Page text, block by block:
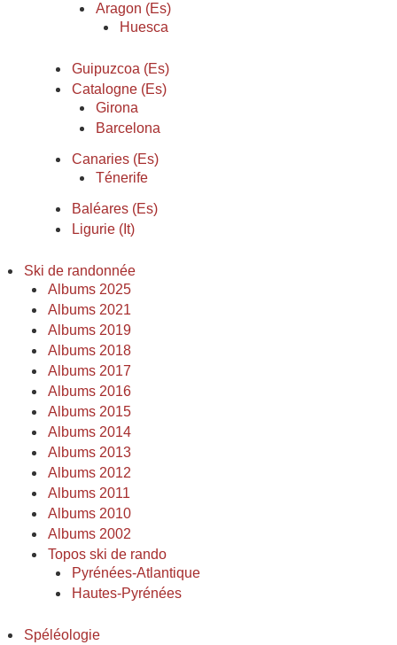
Aragon (Es)
Huesca
Guipuzcoa (Es)
Catalogne (Es)
Girona
Barcelona
Canaries (Es)
Ténerife
Baléares (Es)
Ligurie (It)
Ski de randonnée
Albums 2025
Albums 2021
Albums 2019
Albums 2018
Albums 2017
Albums 2016
Albums 2015
Albums 2014
Albums 2013
Albums 2012
Albums 2011
Albums 2010
Albums 2002
Topos ski de rando
Pyrénées-Atlantique
Hautes-Pyrénées
Spéléologie